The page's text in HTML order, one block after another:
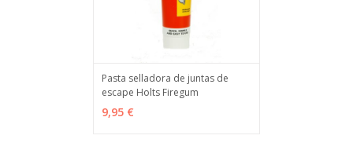
AÑADIR
Pasta selladora de juntas de
escape Holts Firegum
9,95 €